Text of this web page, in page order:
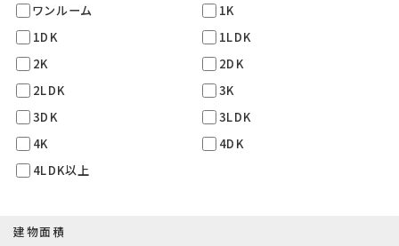
ワンルーム
1K
1DK
1LDK
2K
2DK
2LDK
3K
3DK
3LDK
4K
4DK
4LDK以上
建物面積